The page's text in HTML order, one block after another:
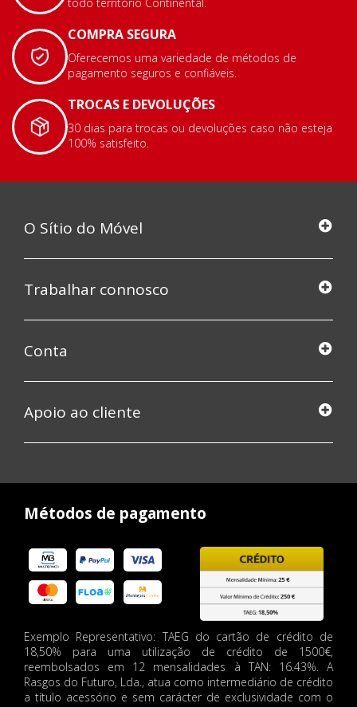
todo território Continental.
COMPRA SEGURA
Oferecemos uma variedade de métodos de
pagamento seguros e confiáveis.
TROCAS E DEVOLUÇÕES
30 dias para trocas ou devoluções caso não esteja
100% satisfeito.
O Sítio do Móvel
Trabalhar connosco
Conta
Apoio ao cliente
Métodos de pagamento
Exemplo Representativo: TAEG do cartão de crédito de
18,50% para uma utilização de crédito de 1500€,
reembolsados em 12 mensalidades à TAN: 16.43%. A
Rasgos do Futuro, Lda., atua como intermediário de crédito
a título acessório e sem carácter de exclusividade com o